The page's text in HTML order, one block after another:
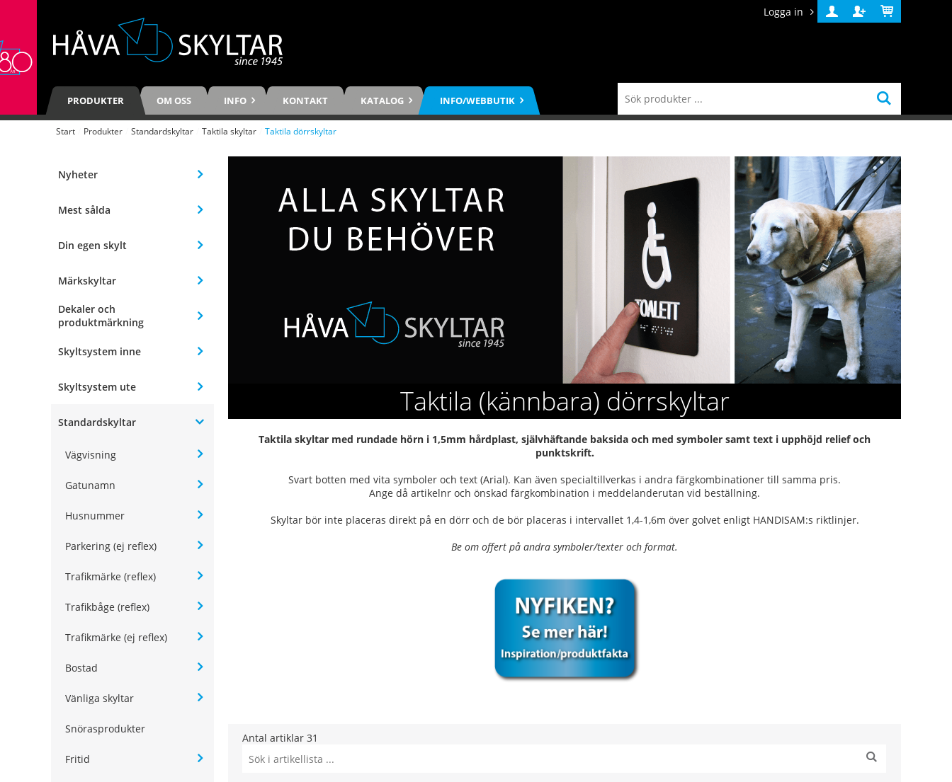
Logga in
Logga
in
Skapa
konto
Varukorg
PRODUKTER OM OSS INFO KONTAKT KATALOG INFO/WEBBUTIK
Start Produkter Standardskyltar Taktila skyltar Taktila dörrskyltar
Nyheter
Mest sålda
Din egen skylt
Märkskyltar
Dekaler och
produktmärkning
Skyltsystem inne
Skyltsystem ute
Standardskyltar
Vägvisning
Gatunamn
Husnummer
Parkering (ej reflex)
Trafikmärke (reflex)
Trafikbåge (reflex)
Trafikmärke (ej reflex)
Bostad
Vänliga skyltar
Snörasprodukter
Fritid
Taktila (kännbara) dörrskyltar
Taktila skyltar med rundade hörn i 1,5mm hårdplast, självhäftande baksida och med symboler samt text i upphöjd relief och
punktskrift.
Svart botten med vita symboler och text (Arial). Kan även specialtillverkas i andra färgkombinationer till samma pris.
Ange då artikelnr och önskad färgkombination i meddelanderutan vid beställning.
Skyltar bör inte placeras direkt på en dörr och de bör placeras i intervallet 1,4-1,6m över golvet enligt HANDISAM:s riktlinjer.
Be om offert på andra symboler/texter och format.
Antal artiklar 31